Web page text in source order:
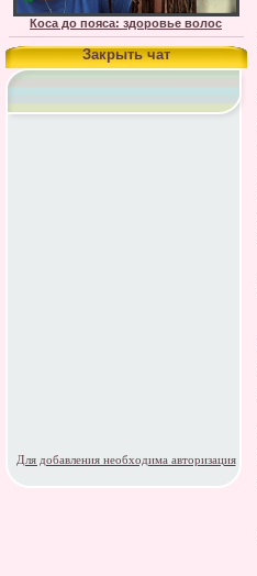
Коса до пояса: здоровье волос
Закрыть чат
Для добавления необходима авторизация